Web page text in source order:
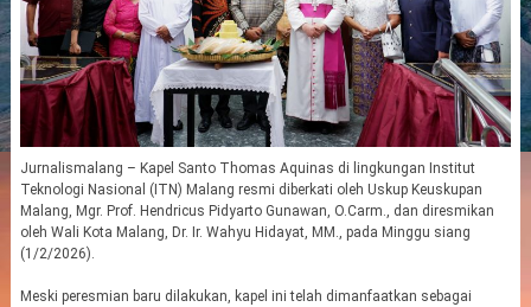
Jurnalismalang – Kapel Santo Thomas Aquinas di lingkungan Institut
Teknologi Nasional (ITN) Malang resmi diberkati oleh Uskup Keuskupan
Malang, Mgr. Prof. Hendricus Pidyarto Gunawan, O.Carm., dan diresmikan
oleh Wali Kota Malang, Dr. Ir. Wahyu Hidayat, MM., pada Minggu siang
(1/2/2026).
Meski peresmian baru dilakukan, kapel ini telah dimanfaatkan sebagai